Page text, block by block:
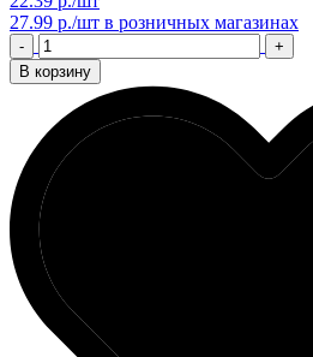
27.99 р./шт в розничных магазинах
-
+
В корзину